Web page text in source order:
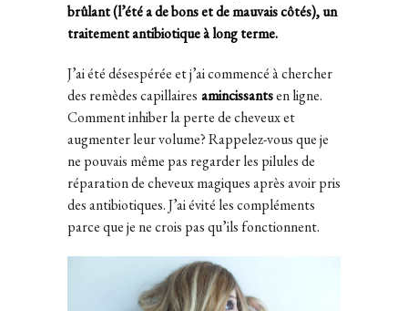
brûlant (l’été a de bons et de mauvais côtés), un
traitement antibiotique à long terme.
J’ai été désespérée et j’ai commencé à chercher
des remèdes capillaires amincissantsen ligne.
Comment inhiber la perte de cheveux et
augmenter leur volume? Rappelez-vous que je
ne pouvais même pas regarder les pilules de
réparation de cheveux magiques après avoir pris
des antibiotiques. J’ai évité les compléments
parce que je ne crois pas qu’ils fonctionnent.